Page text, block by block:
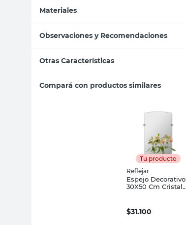
Materiales
Observaciones y Recomendaciones
Otras Características
Compará con productos similares
Tu producto
Reflejar
Espejo Decorativo
30X50 Cm Cristal
$31.100